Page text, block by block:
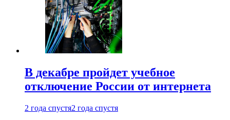
В декабре пройдет учебное
отключение России от интернета
2 года спустя2 года спустя